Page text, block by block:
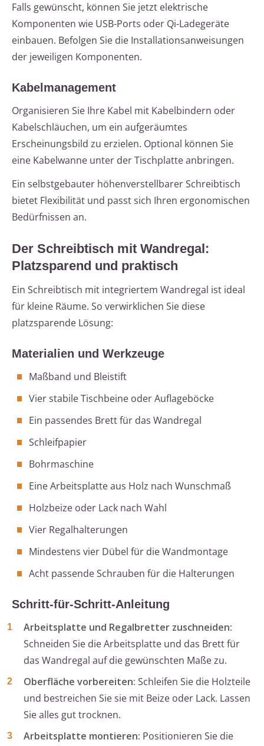
Falls gewünscht, können Sie jetzt elektrische
Komponenten wie USB-Ports oder Qi-Ladegeräte
einbauen. Befolgen Sie die Installationsanweisungen
der jeweiligen Komponenten.
Kabelmanagement
Organisieren Sie Ihre Kabel mit Kabelbindern oder
Kabelschläuchen, um ein aufgeräumtes
Erscheinungsbild zu erzielen. Optional können Sie
eine Kabelwanne unter der Tischplatte anbringen.
Ein selbstgebauter höhenverstellbarer Schreibtisch
bietet Flexibilität und passt sich Ihren ergonomischen
Bedürfnissen an.
Der Schreibtisch mit Wandregal:
Platzsparend und praktisch
Ein Schreibtisch mit integriertem Wandregal ist ideal
für kleine Räume. So verwirklichen Sie diese
platzsparende Lösung:
Materialien und Werkzeuge
Maßband und Bleistift
Vier stabile Tischbeine oder Auflageböcke
Ein passendes Brett für das Wandregal
Schleifpapier
Bohrmaschine
Eine Arbeitsplatte aus Holz nach Wunschmaß
Holzbeize oder Lack nach Wahl
Vier Regalhalterungen
Mindestens vier Dübel für die Wandmontage
Acht passende Schrauben für die Halterungen
Schritt-für-Schritt-Anleitung
Arbeitsplatte und Regalbretter zuschneiden:
Schneiden Sie die Arbeitsplatte und das Brett für
das Wandregal auf die gewünschten Maße zu.
Oberfläche vorbereiten: Schleifen Sie die Holzteile
und bestreichen Sie sie mit Beize oder Lack. Lassen
Sie alles gut trocknen.
Arbeitsplatte montieren: Positionieren Sie die